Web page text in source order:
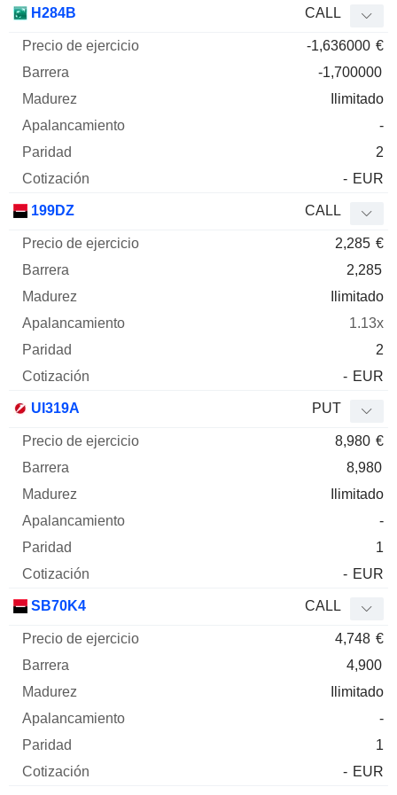
H284B CALL
-1,636000 €
-1,700000
Ilimitado
-
2
- EUR
199DZ CALL
2,285 €
2,285
Ilimitado
1.13x
2
- EUR
UI319A PUT
8,980 €
8,980
Ilimitado
-
1
- EUR
SB70K4 CALL
4,748 €
4,900
Ilimitado
-
1
- EUR